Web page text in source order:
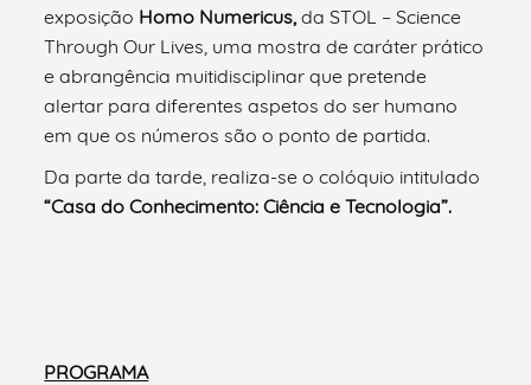
exposição Homo Numericus,da STOL – Science
Through Our Lives, uma mostra de caráter prático
e abrangência muitidisciplinar que pretende
alertar para diferentes aspetos do ser humano
em que os números são o ponto de partida.
Da parte da tarde, realiza-se o colóquio intitulado
“Casa do Conhecimento: Ciência e Tecnologia”.
PROGRAMA